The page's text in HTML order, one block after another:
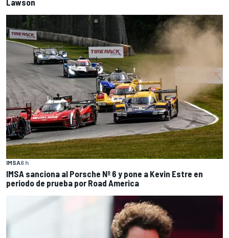
IMSA6 h
IMSA sanciona al Porsche Nº 6 y pone a Kevin Estre en
periodo de prueba por Road America